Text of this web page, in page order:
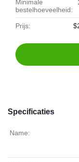
Minimale
bestelhoeveelheid:
Prijs:
Specificaties
Name: